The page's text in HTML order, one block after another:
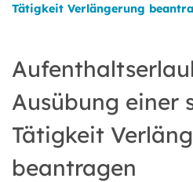
Tätigkeit Verlängerung
Ausübung einer
Tätigkeit
beantragen